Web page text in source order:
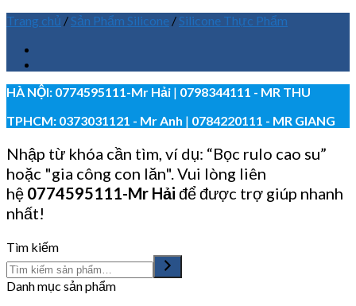
Trang chủ /Sản Phẩm Silicone /Silicone Thực Phẩm
HÀ NỘI: 0774595111-Mr Hải | 0798344111 - MR THU
TPHCM: 0373031121 - Mr Anh | 0784220111 - MR GIANG
Nhập từ khóa cần tìm, ví dụ: “Bọc rulo cao su”
hoặc "gia công con lăn". Vui lòng liên
hệ 0774595111-Mr Hải để được trợ giúp nhanh
nhất!
Tìm kiếm
Danh mục sản phẩm